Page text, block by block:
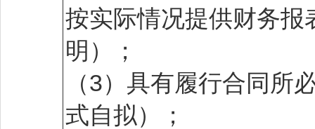
按实际情况提供财务报
明）；
（3）具有履行合同所
式自拟）；